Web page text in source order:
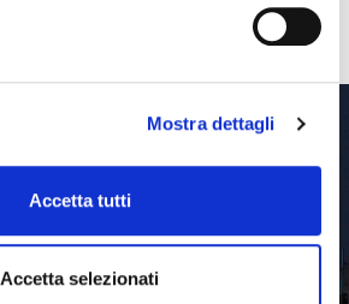
Mostra dettagli
Accetta tutti
Accetta selezionati